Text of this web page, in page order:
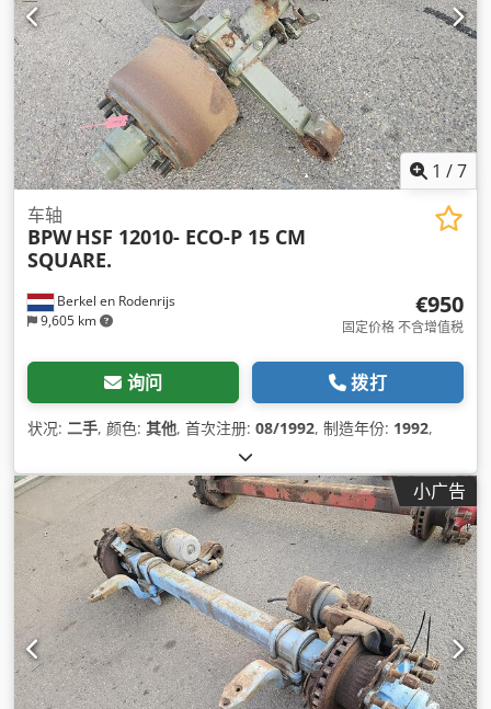
1 /7
Berkel en Rodenrijs
9,605 km
车轴
BPW HSF 12010- ECO-P 15 CM
SQUARE.
€950
固定价格 不含增值税
询问 拨打
状况: 二手, 颜色: 其他, 首次注册: 08/1992, 制造年份: 1992,
小广告